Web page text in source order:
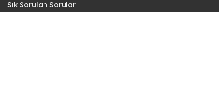
Sık Sorulan Sorular